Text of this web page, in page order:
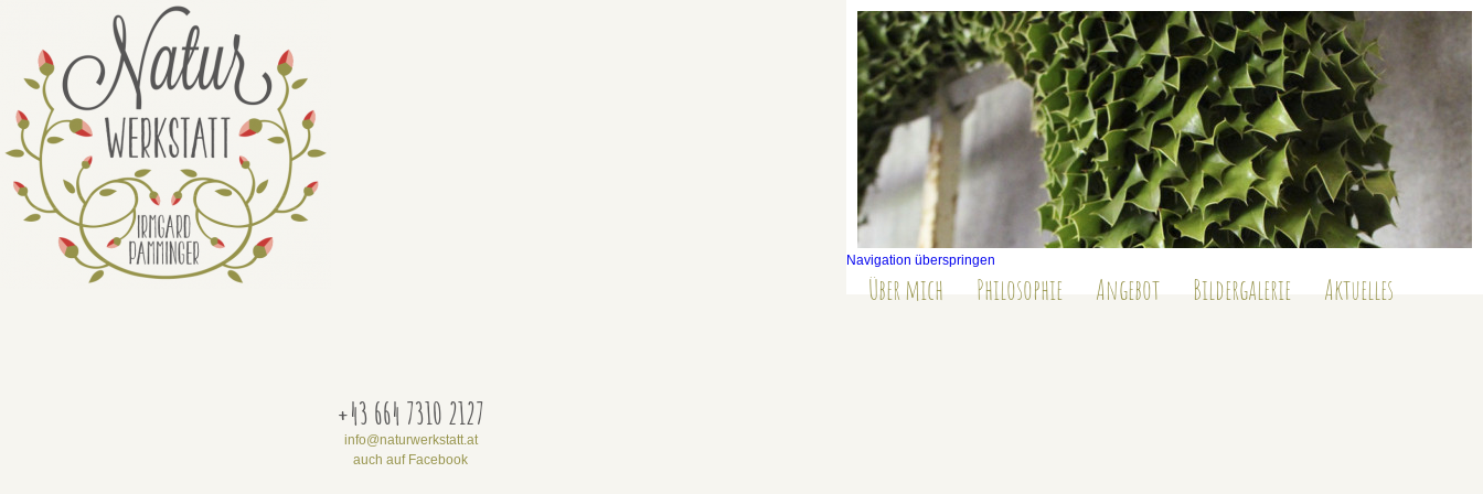
Navigation überspringen
Über mich Philosophie Angebot Bildergalerie Aktuelles
+43 664 7310 2127
info@naturwerkstatt.at
auch auf Facebook